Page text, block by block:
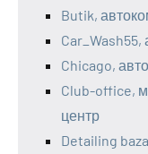
Butik,
Car_Wash55,
Chicago,
Club-office,
центр
Detailing